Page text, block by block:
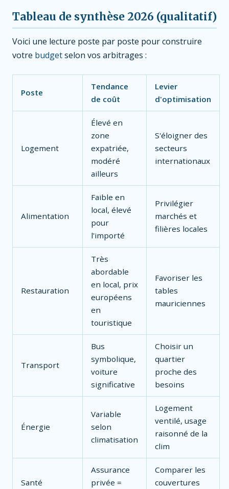
Tableau de synthèse 2026 (qualitatif)
Voici une lecture poste par poste pour construire
votre budgetselon vos arbitrages :
Poste
Tendance
de coût
Levier
d'optimisation
Logement
Élevé en
zone
expatriée,
modéré
ailleurs
S'éloigner des
secteurs
internationaux
Alimentation
Faible en
local, élevé
pour
l'importé
Privilégier
marchés et
filières locales
Restauration
Très
abordable
en local, prix
européens
en
touristique
Favoriser les
tables
mauriciennes
Transport
Bus
symbolique,
voiture
significative
Choisir un
quartier
proche des
besoins
Énergie
Variable
selon
climatisation
Logement
ventilé, usage
raisonné de la
clim
Santé
Assurance
privée =
Comparer les
couvertures